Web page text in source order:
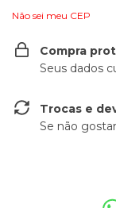
Não sei meu CEP
Compra
Seus dados
Trocas e
Se não